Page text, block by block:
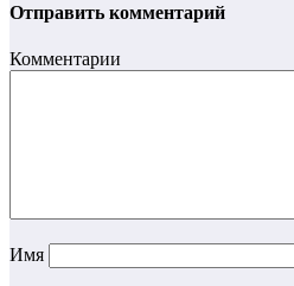
Отправить комментарий
Комментарии
Имя